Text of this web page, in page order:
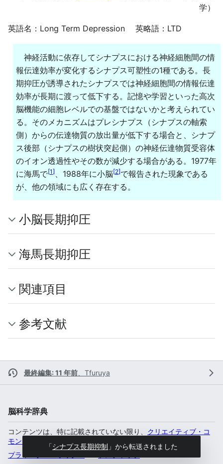
学）
英語名：Long Term Depression 英略語：LTD
神経活動に依存してシナプスにおける神経細胞間の情
報伝達効率が変化するシナプス可塑性の1種である。長
期抑圧が誘導されたシナプスでは神経細胞間の情報伝達
効率が長期に渡って低下する。記憶や学習といった高次
脳機能の細胞レベルでの基盤ではないかと考えられてい
る。そのメカニズムはプレシナプス（シナプスの軸索
側）からの伝達物質の放出量が低下する場合と、シナプ
ス後部（シナプスの樹状突起側）の神経伝達物質受容体
のイオン透過性やその数が減少する場合がある。1977年
に海馬で[1] 、1988年に小脳[2]で報告された現象である
が、他の領域にも広く存在する。
小脳長期抑圧
海馬長期抑圧
関連項目
参考文献
最終編集: 11 年前 Tfuruya
脳科学辞典
コンテンツは、特に記載されていない限り、 クリエイティブ・コ
モンズ 表示-非営利-継承 4.0 国際
プライバシー・ポリシー
「シナプス長期抑制 」から転送されました